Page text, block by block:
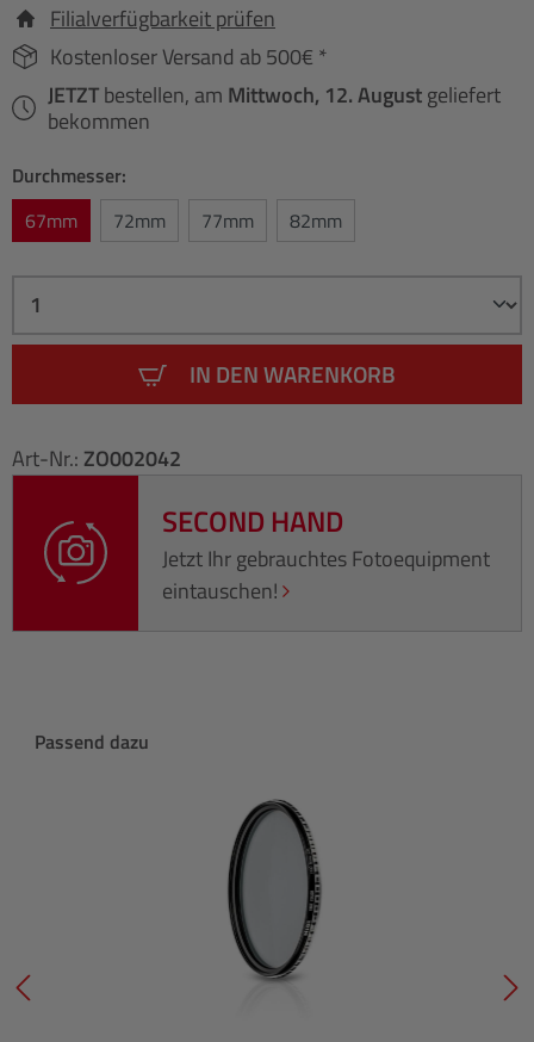
Filialverfügbarkeit prüfen
Kostenloser Versand ab 500€ *
JETZTbestellen, am Mittwoch, 12. Augustgeliefert
bekommen
Durchmesser:
67mm
72mm 77mm 82mm
IN DEN WARENKORB
Art-Nr.: ZO002042
SECOND HAND
Jetzt Ihr gebrauchtes Fotoequipment
eintauschen!
Produktgalerie überspringen
Passend dazu